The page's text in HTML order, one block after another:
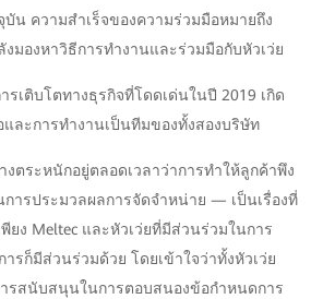
น ความสำเร็จของความร่วมมือหมายถึง
มองหาวิธีการทำงานและร่วมมือกับหัวเว่ย
รเติบโตทางธุรกิจที่โดดเด่นในปี 2019 เกิด
ละการทำงานเป็นทีมของทั้งสองบริษัท
ตระหนักอยู่ตลอดเวลาว่าการทำให้ลูกค้าพึง
ารประมวลผลการจัดจำหน่าย — เป็นเรื่องที่
ยง Meltec และหัวเว่ยที่มีส่วนร่วมในการ
รก็มีส่วนร่วมด้วย โดยเข้าใจว่าทั้งหัวเว่ย
ารสนับสนุนในการตอบสนองข้อกำหนดการ